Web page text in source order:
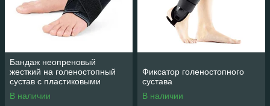
Бандаж неопреновый
жесткий на голеностопный
сустав с пластиковыми
вкладками
В наличии
Фиксатор голеностопного
сустава
В наличии